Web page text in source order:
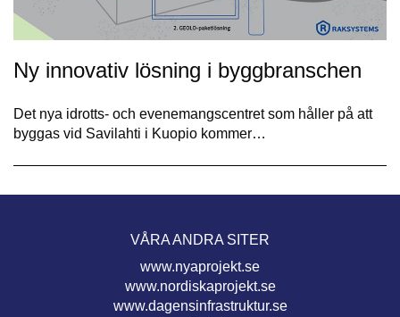
Ny innovativ lösning i byggbranschen
Det nya idrotts- och evenemangscentret som håller på att
byggas vid Savilahti i Kuopio kommer…
VÅRA ANDRA SITER
www.nyaprojekt.se
www.nordiskaprojekt.se
www.dagensinfrastruktur.se